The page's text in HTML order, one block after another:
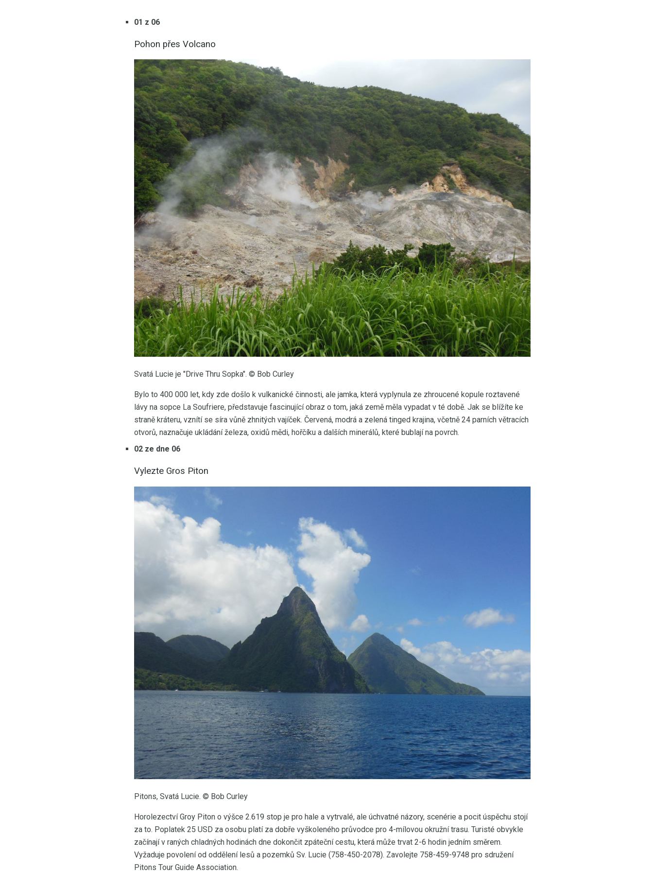
01 z 06
Pohon přes Volcano
Svatá Lucie je "Drive Thru Sopka". © Bob Curley
Bylo to 400 000 let, kdy zde došlo k vulkanické činnosti, ale jamka, která vyplynula ze zhroucené kopule roztavené
lávy na sopce La Soufriere, představuje fascinující obraz o tom, jaká země měla vypadat v té době. Jak se blížíte ke
straně kráteru, vznítí se síra vůně zhnitých vajíček. Červená, modrá a zelená tinged krajina, včetně 24 parních větracích
otvorů, naznačuje ukládání železa, oxidů mědi, hořčíku a dalších minerálů, které bublají na povrch.
02 ze dne 06
Vylezte Gros Piton
Pitons, Svatá Lucie. © Bob Curley
Horolezectví Groy Piton o výšce 2.619 stop je pro hale a vytrvalé, ale úchvatné názory, scenérie a pocit úspěchu stojí
za to. Poplatek 25 USD za osobu platí za dobře vyškoleného průvodce pro 4-mílovou okružní trasu. Turisté obvykle
začínají v raných chladných hodinách dne dokončit zpáteční cestu, která může trvat 2-6 hodin jedním směrem.
Vyžaduje povolení od oddělení lesů a pozemků Sv. Lucie (758-450-2078). Zavolejte 758-459-9748 pro sdružení
Pitons Tour Guide Association.